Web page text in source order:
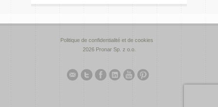
Politique de confidentialité et de cookies
2026 Pronar Sp. z o.o.